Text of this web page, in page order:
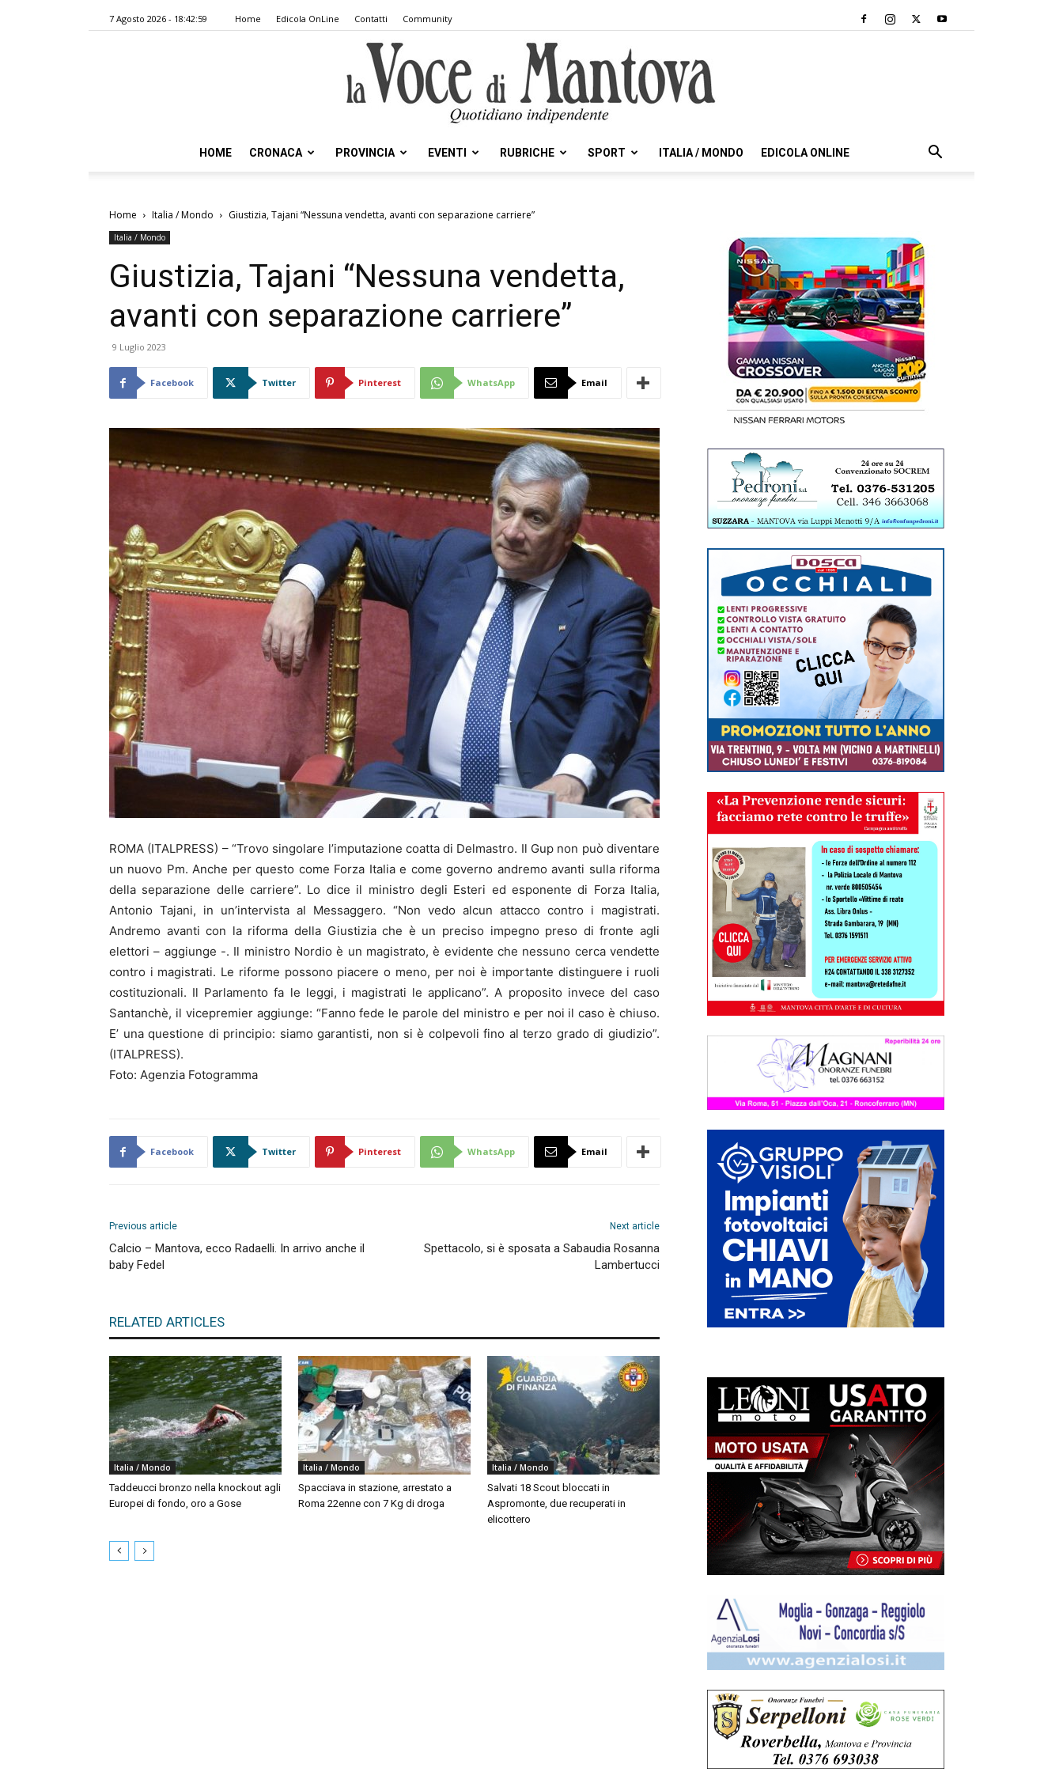
7 Agosto 2026 - 18:42:59 Home Edicola OnLine Contatti Community
Voce
Mantova
HOME CRONACA PROVINCIA EVENTI RUBRICHE SPORT ITALIA / MONDO EDICOLA ONLINE
Home Italia / Mondo Giustizia, Tajani “Nessuna vendetta, avanti con separazione carriere”
Italia / Mondo
Giustizia, Tajani “Nessuna vendetta,
avanti con separazione carriere”
9 Luglio 2023
Facebook Twitter Pinterest WhatsApp Email
ROMA (ITALPRESS) – “Trovo singolare l’imputazione coatta di Delmastro. Il Gup non può diventare
un nuovo Pm. Anche per questo come Forza Italia e come governo andremo avanti sulla riforma
della separazione delle carriere”. Lo dice il ministro degli Esteri ed esponente di Forza Italia,
Antonio Tajani, in un’intervista al Messaggero. “Non vedo alcun attacco contro i magistrati.
Andremo avanti con la riforma della Giustizia che è un preciso impegno preso di fronte agli
elettori – aggiunge -. Il ministro Nordio è un magistrato, è evidente che nessuno cerca vendette
contro i magistrati. Le riforme possono piacere o meno, per noi è importante distinguere i ruoli
costituzionali. Il Parlamento fa le leggi, i magistrati le applicano”. A proposito invece del caso
Santanchè, il vicepremier aggiunge: “Fanno fede le parole del ministro e per noi il caso è chiuso.
E’ una questione di principio: siamo garantisti, non si è colpevoli fino al terzo grado di giudizio”.
(ITALPRESS).
Foto: Agenzia Fotogramma
Facebook Twitter Pinterest WhatsApp Email
Previous article
Calcio – Mantova, ecco Radaelli. In arrivo anche il
baby Fedel
Next article
Spettacolo, si è sposata a Sabaudia Rosanna
Lambertucci
RELATED ARTICLES
Italia / Mondo
Taddeucci bronzo nella knockout agli
Europei di fondo, oro a Gose
Italia / Mondo
Spacciava in stazione, arrestato a
Roma 22enne con 7 Kg di droga
Italia / Mondo
Salvati 18 Scout bloccati in
Aspromonte, due recuperati in
elicottero